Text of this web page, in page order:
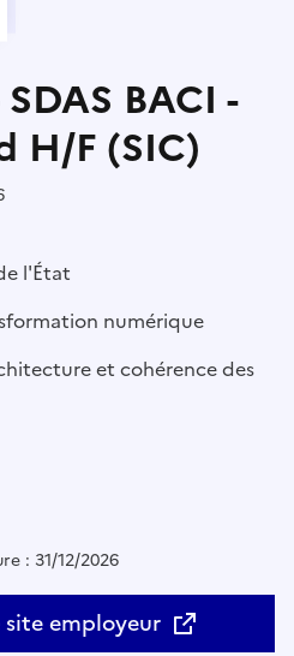
BACI -
H/F (SIC)
l'État
numérique
et cohérence des
site employeur
: 31/12/2026